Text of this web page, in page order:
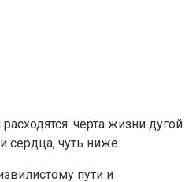
черта жизни дугой
сердца, чуть ниже.
пути и